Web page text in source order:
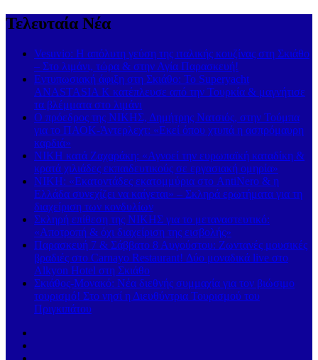
Τελευταία Νέα
Vesuvio: Η απόλυτη γεύση της ιταλικής κουζίνας στη Σκιάθο
– Στο λιμάνι, τώρα & στην Αγία Παρασκευή!
Εντυπωσιακή άφιξη στη Σκιάθο: Το Superyacht
ANASTASIA K κατέπλευσε από την Τουρκία & μαγνήτισε
τα βλέμματα στο λιμάνι
Ο πρόεδρος της ΝΙΚΗΣ, Δημήτρης Νατσιός, στην Τούμπα
για το ΠΑΟΚ-Άντερλεχτ: «Εκεί όπου χτυπά η ασπρόμαυρη
καρδιά»
ΝΙΚΗ κατά Ζαχαράκη: «Αγνοεί την ευρωπαϊκή καταδίκη &
κρατά χιλιάδες εκπαιδευτικούς σε εργασιακή ομηρία»
ΝΙΚΗ: «Εκατοντάδες εκατομμύρια στο AntiNero & η
Ελλάδα συνεχίζει να καίγεται» – Σκληρά ερωτήματα για τη
διαχείριση των κονδυλίων
Σκληρή επίθεση της ΝΙΚΗΣ για το μεταναστευτικό:
«Αποτροπή & όχι διαχείριση της εισβολής»
Παρασκευή 7 & Σάββατο 8 Αυγούστου: Ζωντανές μουσικές
βραδιές στο Carnayo Restaurant! Δύο μοναδικά live στο
Alkyon Hotel στη Σκιάθο
Σκιάθος-Μονακό: Νέα διεθνής συμμαχία για τον βιώσιμο
τουρισμό! Στο νησί η Διευθύντρια Τουρισμού του
Πριγκιπάτου